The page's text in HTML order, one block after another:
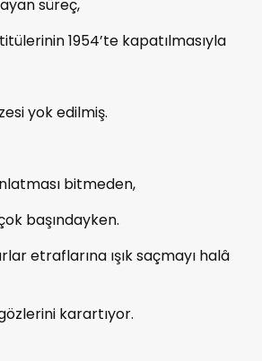
süreç,
1954’te kapatılmasıyla
yok edilmiş.
bitmeden,
başındayken.
etraflarına ışık saçmayı halâ
karartıyor.